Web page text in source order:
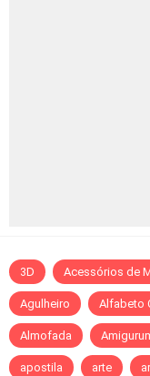
3D Acessórios de
Agulheiro Alfabeto
Almofada
apostila arte